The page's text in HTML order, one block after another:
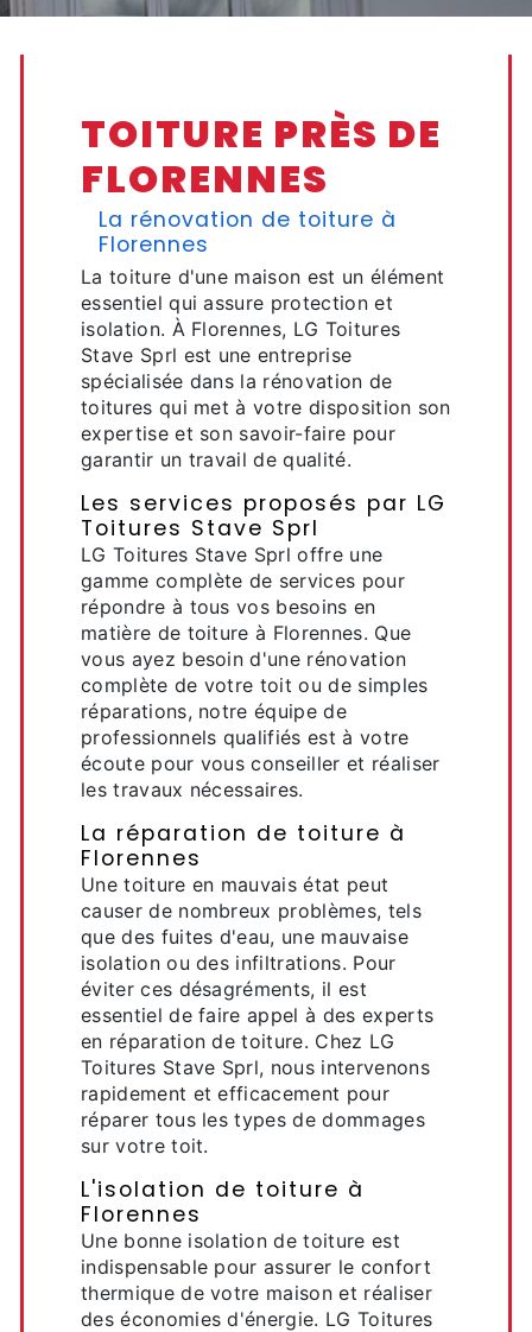
TOITURE PRÈS DE
FLORENNES
La rénovation de toiture à
Florennes
La toiture d'une maison est un élément
essentiel qui assure protection et
isolation. À Florennes, LG Toitures
Stave Sprl est une entreprise
spécialisée dans la rénovation de
toitures qui met à votre disposition son
expertise et son savoir-faire pour
garantir un travail de qualité.
Les services proposés par LG
Toitures Stave Sprl
LG Toitures Stave Sprl offre une
gamme complète de services pour
répondre à tous vos besoins en
matière de toiture à Florennes. Que
vous ayez besoin d'une rénovation
complète de votre toit ou de simples
réparations, notre équipe de
professionnels qualifiés est à votre
écoute pour vous conseiller et réaliser
les travaux nécessaires.
La réparation de toiture à
Florennes
Une toiture en mauvais état peut
causer de nombreux problèmes, tels
que des fuites d'eau, une mauvaise
isolation ou des infiltrations. Pour
éviter ces désagréments, il est
essentiel de faire appel à des experts
en réparation de toiture. Chez LG
Toitures Stave Sprl, nous intervenons
rapidement et efficacement pour
réparer tous les types de dommages
sur votre toit.
L'isolation de toiture à
Florennes
Une bonne isolation de toiture est
indispensable pour assurer le confort
thermique de votre maison et réaliser
des économies d'énergie. LG Toitures